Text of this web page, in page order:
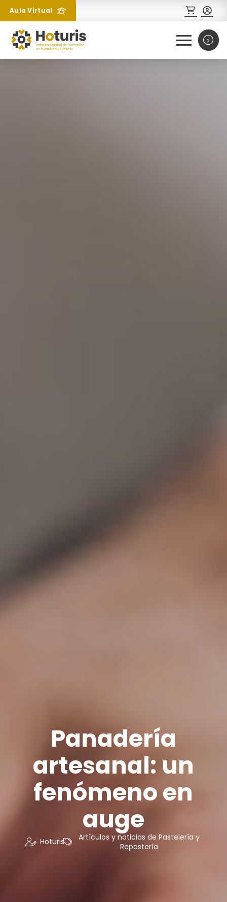
Aula Virtual
Panadería
artesanal: un
fenómeno en
auge
Hoturis
Artículos y noticias de Pastelería y
Repostería